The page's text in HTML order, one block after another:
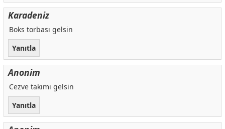
Karadeniz
Boks torbası gelsin
Yanıtla
Anonim
Cezve takımı gelsin
Yanıtla